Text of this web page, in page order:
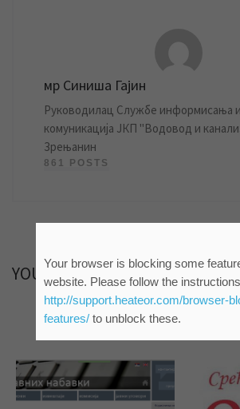
мр Синиша Гајин
Руководилац Службе информисања
комуникација ЈКП "Водовод и
Зрењанин
861 POSTS
YOU MAY ALSO LIKE
Your browser is blocking some
website. Please follow the
http://support.heateor.com/browser-
features/to unblock these.